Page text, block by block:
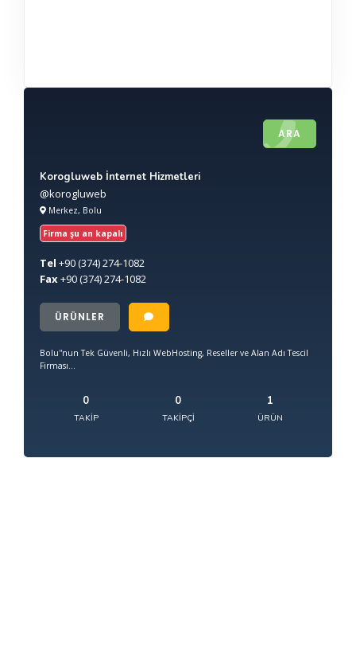
ARA
Korogluweb İnternet Hizmetleri
@korogluweb
Merkez, Bolu
Firma şu an kapalı
Tel +90(374) 274-1082
Fax+90(374) 274-1082
ÜRÜNLER
Bolu''nun Tek Güvenli, Hızlı WebHosting, Reseller ve Alan Adı Tescil
Firması...
0
TAKIP
0
TAKIPÇI
1
ÜRÜN